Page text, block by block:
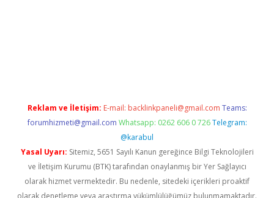
Reklam ve İletişim: E-mail: backlinkpaneli@gmail.com Teams:
forumhizmeti@gmail.com Whatsapp: 0262 606 0 726 Telegram:
@karabul
Yasal Uyarı: Sitemiz, 5651 Sayılı Kanun gereğince Bilgi Teknolojileri
ve İletişim Kurumu (BTK) tarafından onaylanmış bir Yer Sağlayıcı
olarak hizmet vermektedir. Bu nedenle, sitedeki içerikleri proaktif
olarak denetleme veya araştırma yükümlülüğümüz bulunmamaktadır.